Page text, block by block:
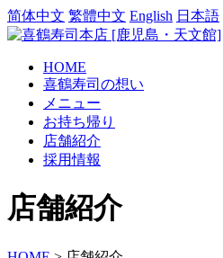
简体中文 繁體中文 English 日本語
HOME
喜鶴寿司の想い
メニュー
お持ち帰り
店舗紹介
採用情報
店舗紹介